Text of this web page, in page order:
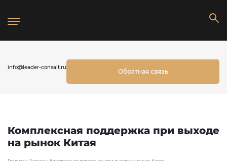
info@leader-consalt.ru
Обратная связь
Комплексная поддержка при выходе
на рынок Китая